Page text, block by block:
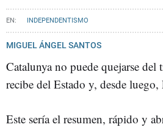
INDEPENDENTISMO
MIGUEL ÁNGEL SANTOS
Catalunya no puede quejarse del
recibe del Estado y, desde
Este sería el resumen, rápido y